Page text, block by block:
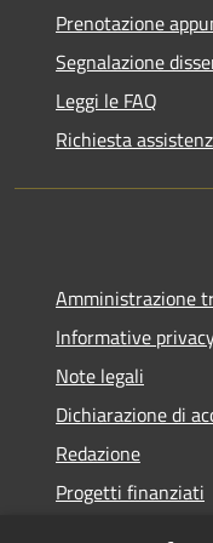
Prenotazione
Segnalazione
Leggi le FAQ
Richiesta
Amministrazione
Informative
Note legali
Dichiarazione di
Redazione
Progetti finanziati